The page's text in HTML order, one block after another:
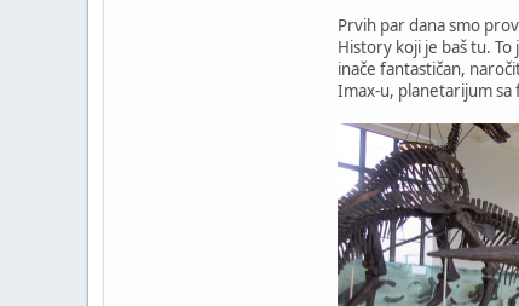
Prvih par dana smo
History koji je baš tu.
inače fantastičan,
Imax-u, planetarijum sa